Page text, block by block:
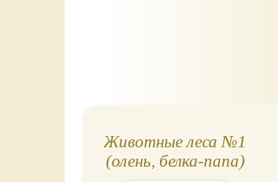
Животные леса №1
(олень, белка-папа)